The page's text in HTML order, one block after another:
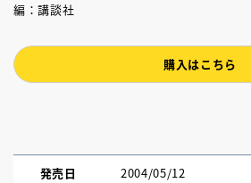
編：講談社
購入はこちら
発売日 2004/05/12